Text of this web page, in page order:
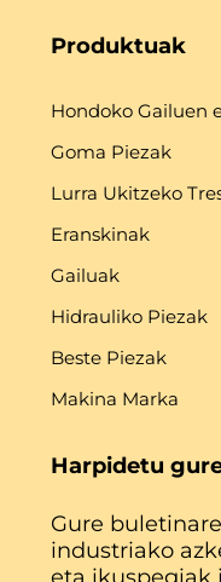
Produktuak
Hondoko Gailuen
Goma Piezak
Lurra Ukitzeko
Eranskinak
Gailuak
Hidrauliko Piezak
Beste Piezak
Makina Marka
Harpidetu
Gure
industriako